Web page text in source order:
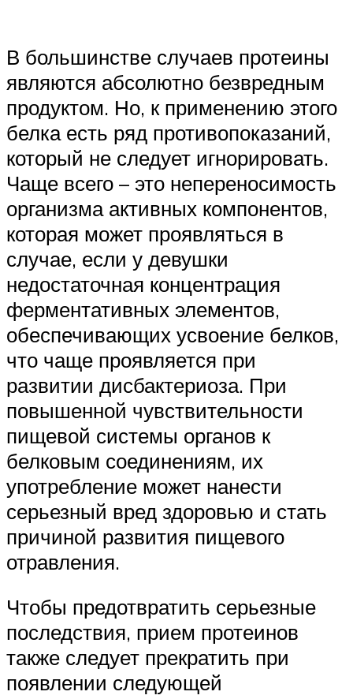
В большинстве случаев протеины
являются абсолютно безвредным
продуктом. Но, к применению этого
белка есть ряд противопоказаний,
который не следует игнорировать.
Чаще всего – это непереносимость
организма активных компонентов,
которая может проявляться в
случае, если у девушки
недостаточная концентрация
ферментативных элементов,
обеспечивающих усвоение белков,
что чаще проявляется при
развитии дисбактериоза. При
повышенной чувствительности
пищевой системы органов к
белковым соединениям, их
употребление может нанести
серьезный вред здоровью и стать
причиной развития пищевого
отравления.
Чтобы предотвратить серьезные
последствия, прием протеинов
также следует прекратить при
появлении следующей